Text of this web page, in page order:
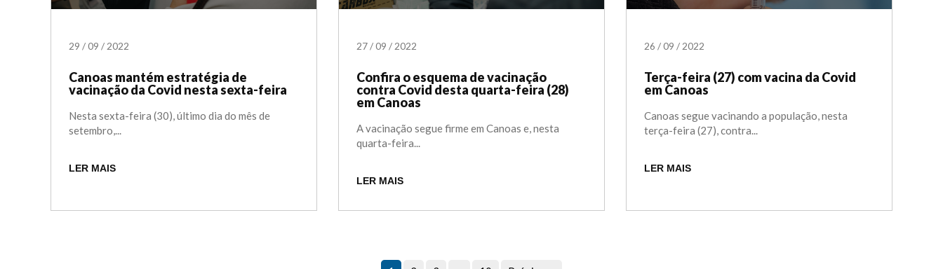
29 /09 /2022
Canoas mantém estratégia de
vacinação da Covid nesta sexta-feira
Nesta sexta-feira (30), último dia do mês de
setembro,...
LER MAIS
27/09 /2022
Confira o esquema de vacinação
contra Covid desta quarta-feira (28)
em Canoas
A vacinação segue firme em Canoas e, nesta
quarta-feira...
LER MAIS
26 /09 /2022
Terça-feira (27) com vacina da Covid
em Canoas
Canoas segue vacinando a população, nesta
terça-feira (27), contra...
LER MAIS